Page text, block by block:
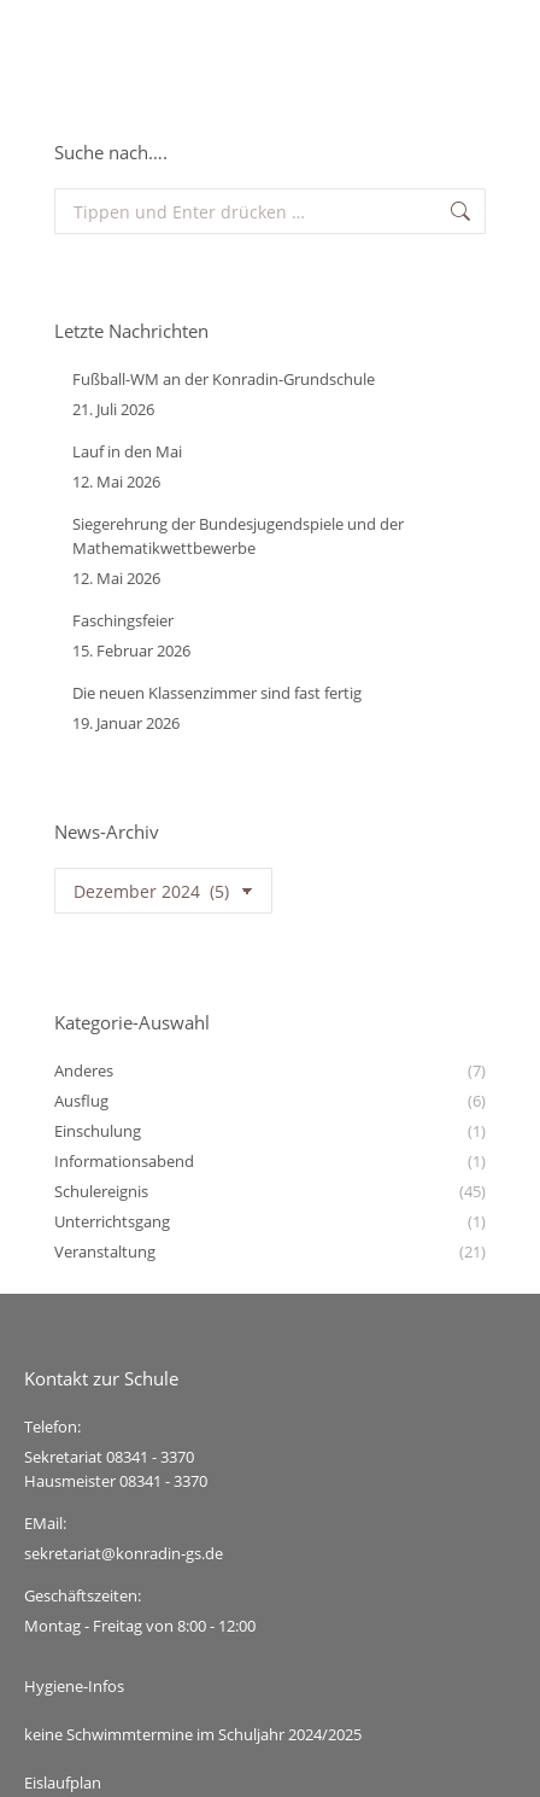
Suche nach….
Search:
Letzte Nachrichten
Fußball-WM an der Konradin-Grundschule
21. Juli 2026
Lauf in den Mai
12. Mai 2026
Siegerehrung der Bundesjugendspiele und der
Mathematikwettbewerbe
12. Mai 2026
Faschingsfeier
15. Februar 2026
Die neuen Klassenzimmer sind fast fertig
19. Januar 2026
News-Archiv
Archiv
Kategorie-Auswahl
Anderes
(7)
Ausflug
(6)
Einschulung
(1)
Informationsabend
(1)
Schulereignis
(45)
Unterrichtsgang
(1)
Veranstaltung
(21)
Kontakt zur Schule
Telefon:
Sekretariat 08341 - 3370
Hausmeister 08341 - 3370
EMail:
sekretariat@konradin-gs.de
Geschäftszeiten:
Montag - Freitag von 8:00 - 12:00
Hygiene-Infos
keine Schwimmtermine im Schuljahr 2024/2025
Eislaufplan